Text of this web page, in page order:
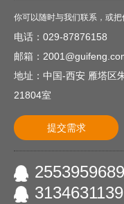
你可以随时与我们联系，或把
电话：029-87876158
邮箱：
地址：中国-西安 雁塔区
21804室
提交需求
2553959689
3134631139